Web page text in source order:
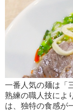
一番人気の麺は「
熟練の職人技によ
は、独特の食感が